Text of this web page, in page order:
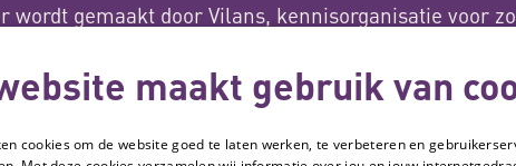
wordt gemaakt door Vilans, kennisorganisatie voor
Over ons
maakt gebruik van
cookies om de website goed te laten werken, te verbeteren en